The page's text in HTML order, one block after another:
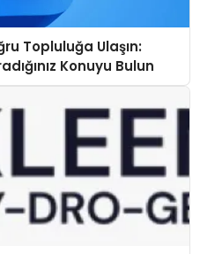
Topluluğa Ulaşın:
Konuyu Bulun